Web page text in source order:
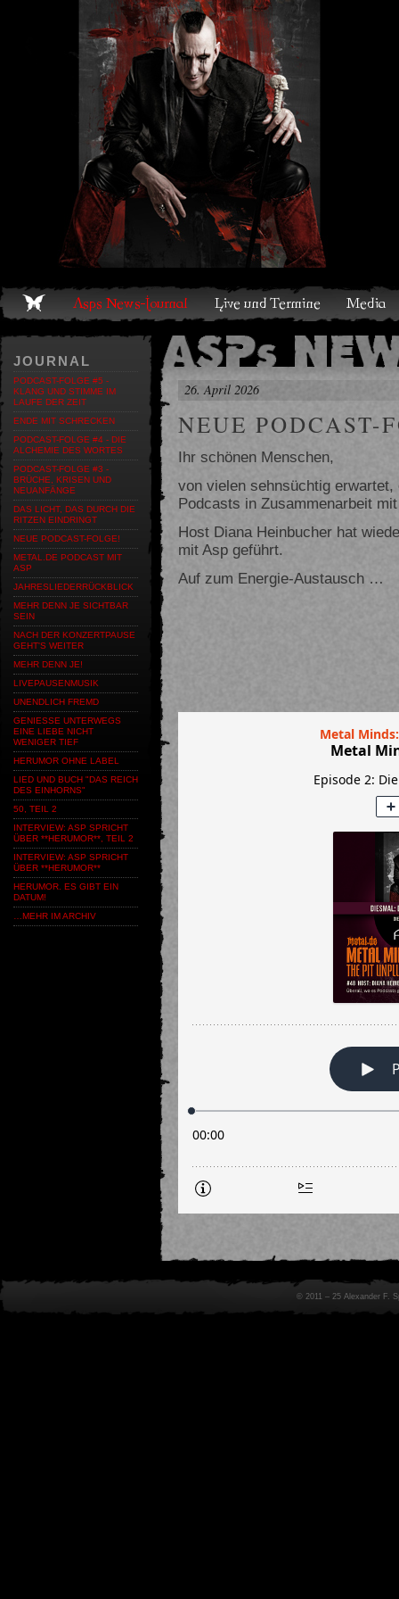
Live und Termine Media Shop Band Discografie
JOURNAL
PODCAST-FOLGE #5 -
KLANG UND STIMME IM
LAUFE DER ZEIT
ENDE MIT SCHRECKEN
PODCAST-FOLGE #4 - DIE
ALCHEMIE DES WORTES
PODCAST-FOLGE #3 -
BRÜCHE, KRISEN UND
NEUANFÄNGE
DAS LICHT, DAS DURCH DIE
RITZEN EINDRINGT
NEUE PODCAST-FOLGE!
METAL.DE PODCAST MIT
ASP
JAHRESLIEDERRÜCKBLICK
MEHR DENN JE SICHTBAR
SEIN
NACH DER KONZERTPAUSE
GEHT'S WEITER
MEHR DENN JE!
LIVEPAUSENMUSIK
UNENDLICH FREMD
GENIESSE UNTERWEGS E
INE LIEBE NICHT W
ENIGER TIEF
HERUMOR OHNE LABEL
LIED UND BUCH "DAS REICH
DES EINHORNS"
50, TEIL 2
INTERVIEW: ASP SPRICHT
ÜBER **HERUMOR**, TEIL 2
INTERVIEW: ASP SPRICHT
ÜBER **HERUMOR**
HERUMOR. ES GIBT EIN
DATUM!
…MEHR IM ARCHIV
26. April 2026
NEUE PODCAST-
Ihr schönen Menschen,
von vielen sehnsüchtig
Podcasts in Zusammenarbeit
Host Diana Heinbucher hat
mit Asp geführt.
Auf zum Energie-Austausch …
© 2011 – 25 Alexander F.